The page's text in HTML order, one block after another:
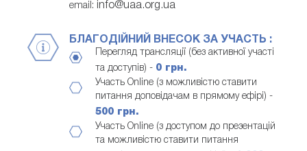
email: info@uaa.org.ua
БЛАГОДІЙНИЙ ВНЕСОК ЗА УЧАСТЬ :
Перегляд трансляції (без активної участі
та доступів) - 0 грн.
Участь Online (з можливістю ставити
питання доповідачам в прямому ефірі) -
500 грн.
Участь Online (з доступом до презентацій
та можливістю ставити питання